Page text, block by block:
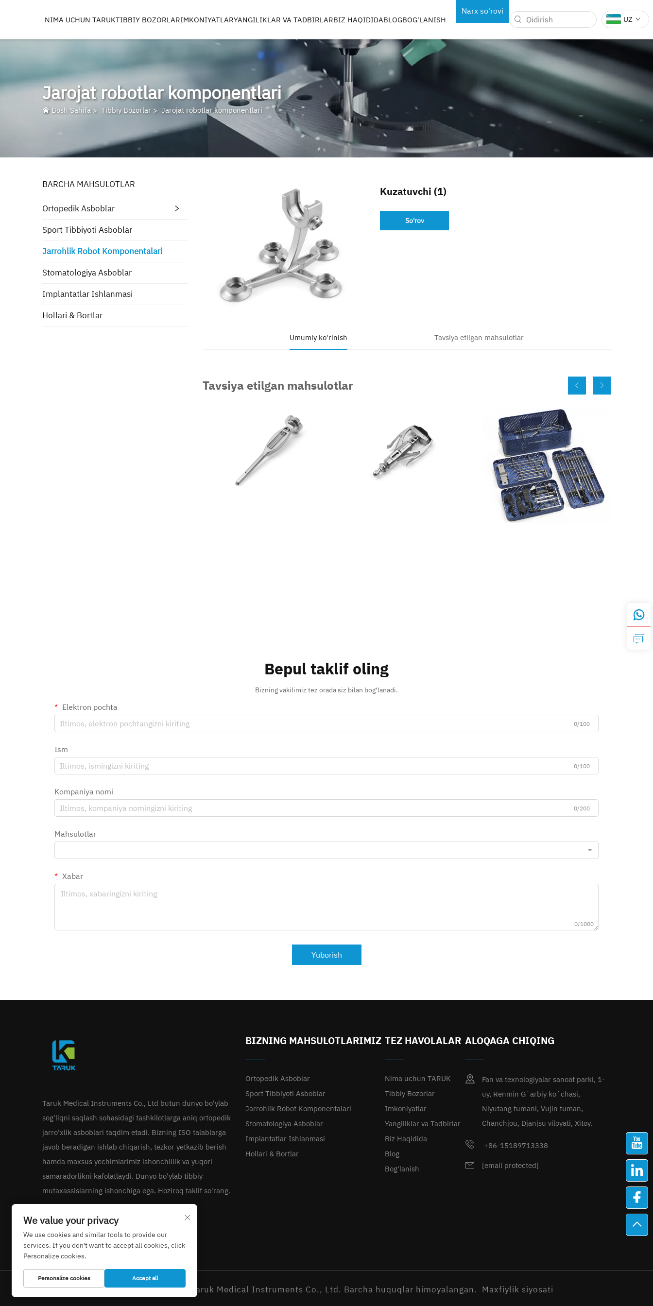
NIMA UCHUN TARUKTIBBIY BOZORLAR
ORTOPEDIK ASBOBLAR
BEL
BALDIR
TIZZANING
REAMERLAR, TAPS VA DRILLS
SPORT TIBBIYOTI
ASBOBLAR
JARROHLIK ROBOT
KOMPONENTALARI
STOMATOLOGIYA ASBOBLAR
IMPLANTATLAR ISHLANMASI HOLLARI & BORTLAR
IMKONIYATLARYANGILIKLAR VA TADBIRLARBIZ HAQIDIDABLOGBOG'LANISH
Narx so'rovi
UZ
Jarojat robotlar komponentlari
Bosh Sahifa> Tibbiy Bozorlar > Jarojat robotlar komponentlari
BARCHA MAHSULOTLAR
Ortopedik Asboblar
Sport Tibbiyoti Asboblar
Jarrohlik Robot Komponentalari
Stomatologiya Asboblar
Implantatlar Ishlanmasi
Hollari & Bortlar
Kuzatuvchi (1)
So'rov
Umumiy ko'rinish Tavsiya etilgan mahsulotlar
Tavsiya etilgan mahsulotlar
Bepul taklif oling
Bizning vakilimiz tez orada siz bilan bog‘lanadi.
Elektron pochta
0/100
Ism
0/100
Kompaniya nomi
0/200
Mahsulotlar
Xabar
0/1000
Yuborish
Taruk Medical Instruments Co., Ltd butun dunyo bo'ylab
sog'liqni saqlash sohasidagi tashkilotlarga aniq ortopedik
jarro'xlik asboblari taqdim etadi. Bizning ISO talablarga
javob beradigan ishlab chiqarish, tezkor yetkazib berish
hamda maxsus yechimlarimiz ishonchlilik va yuqori
samaradorlikni kafolatlaydi. Dunyo bo'ylab tibbiy
mutaxassislarning ishonchiga ega. Hoziroq taklif so'rang.
BIZNING MAHSULOTLARIMIZ
Ortopedik Asboblar
Sport Tibbiyoti Asboblar
Jarrohlik Robot Komponentalari
Stomatologiya Asboblar
Implantatlar Ishlanmasi
Hollari & Bortlar
TEZ HAVOLALAR
Nima uchun TARUK
Tibbiy Bozorlar
Imkoniyatlar
Yangiliklar va Tadbirlar
Biz Haqidida
Blog
Bog'lanish
ALOQAGA CHIQING
Fan va texnologiyalar sanoat parki, 1-
uy, Renmin Gʻarbiy koʻchasi,
Niyutang tumani, Vujin tuman,
Chanchjou, Djanjsu viloyati, Xitoy.
+86-15189713338
[email protected]
Nashr huquqi © 2026 Taruk Medical Instruments Co., Ltd. Barcha huquqlar himoyalangan. Maxfiylik siyosati
We value your privacy
We use cookies and similar tools to provide our
services. If you don't want to accept all cookies, click
Personalize cookies.
Personalize cookies Accept all